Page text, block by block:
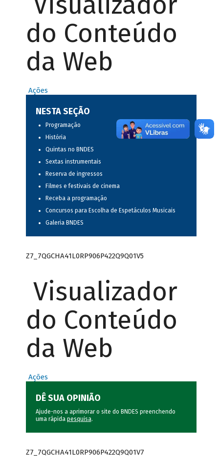
do Conteúdo
da Web
Ações
NESTA SEÇÃO
Programação
História
Quintas no BNDES
Sextas instrumentais
Reserva de ingressos
Filmes e festivais de cinema
Receba a programação
Concursos para Escolha de Espetáculos Musicais
Galeria BNDES
Z7_7QGCHA41L0RP906P422Q9Q01V5
Visualizador
do Conteúdo
da Web
Ações
DÊ SUA OPINIÃO
Ajude-nos a aprimorar o site do BNDES preenchendo
uma rápida pesquisa.
Z7_7QGCHA41L0RP906P422Q9Q01V7